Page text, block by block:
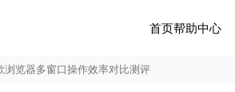
首页帮助中心
浏览器多窗口操作效率对比测评